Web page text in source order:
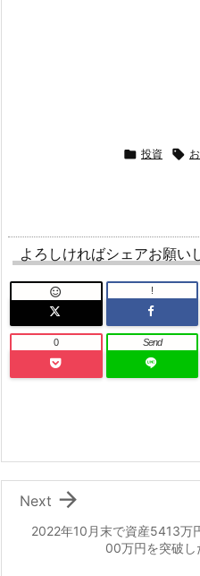
 投資 
よろしければシェアお願い
 !
0 Send
2022年10月末で資産5413万
00万円を突破し

Next